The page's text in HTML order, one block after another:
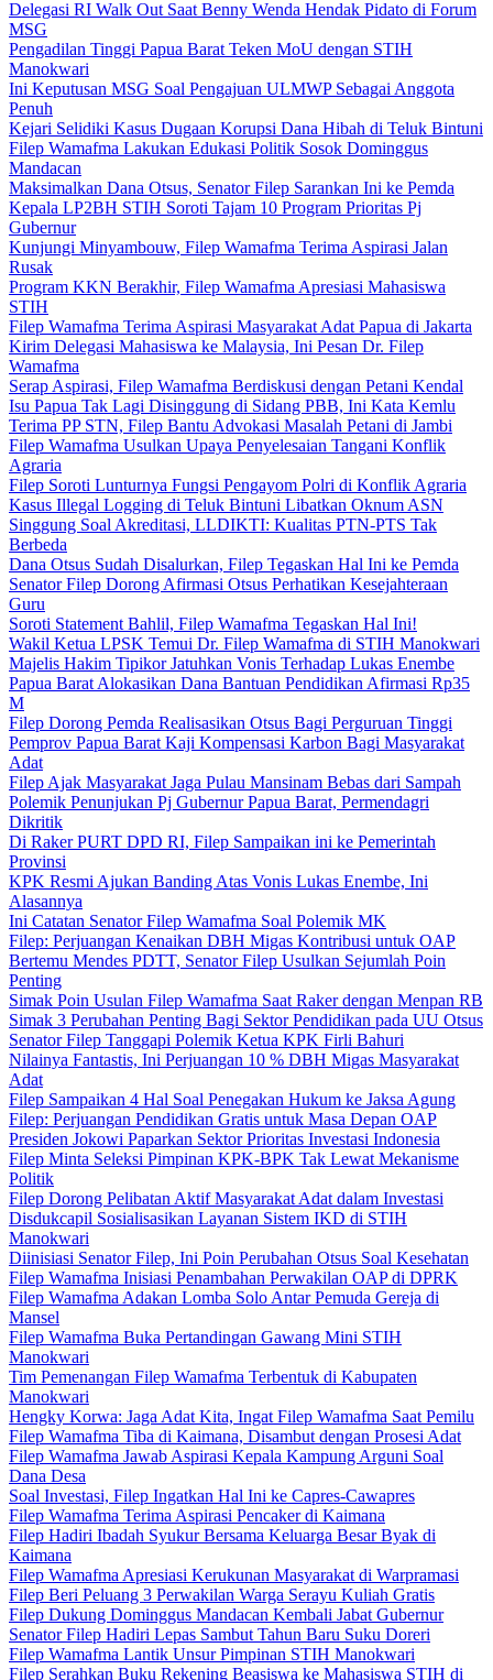
Delegasi RI Walk Out Saat Benny Wenda Hendak Pidato di Forum
MSG
Pengadilan Tinggi Papua Barat Teken MoU dengan STIH
Manokwari
Ini Keputusan MSG Soal Pengajuan ULMWP Sebagai Anggota
Penuh
Kejari Selidiki Kasus Dugaan Korupsi Dana Hibah di Teluk Bintuni
Filep Wamafma Lakukan Edukasi Politik Sosok Dominggus
Mandacan
Maksimalkan Dana Otsus, Senator Filep Sarankan Ini ke Pemda
Kepala LP2BH STIH Soroti Tajam 10 Program Prioritas Pj
Gubernur
Kunjungi Minyambouw, Filep Wamafma Terima Aspirasi Jalan
Rusak
Program KKN Berakhir, Filep Wamafma Apresiasi Mahasiswa
STIH
Filep Wamafma Terima Aspirasi Masyarakat Adat Papua di Jakarta
Kirim Delegasi Mahasiswa ke Malaysia, Ini Pesan Dr. Filep
Wamafma
Serap Aspirasi, Filep Wamafma Berdiskusi dengan Petani Kendal
Isu Papua Tak Lagi Disinggung di Sidang PBB, Ini Kata Kemlu
Terima PP STN, Filep Bantu Advokasi Masalah Petani di Jambi
Filep Wamafma Usulkan Upaya Penyelesaian Tangani Konflik
Agraria
Filep Soroti Lunturnya Fungsi Pengayom Polri di Konflik Agraria
Kasus Illegal Logging di Teluk Bintuni Libatkan Oknum ASN
Singgung Soal Akreditasi, LLDIKTI: Kualitas PTN-PTS Tak
Berbeda
Dana Otsus Sudah Disalurkan, Filep Tegaskan Hal Ini ke Pemda
Senator Filep Dorong Afirmasi Otsus Perhatikan Kesejahteraan
Guru
Soroti Statement Bahlil, Filep Wamafma Tegaskan Hal Ini!
Wakil Ketua LPSK Temui Dr. Filep Wamafma di STIH Manokwari
Majelis Hakim Tipikor Jatuhkan Vonis Terhadap Lukas Enembe
Papua Barat Alokasikan Dana Bantuan Pendidikan Afirmasi Rp35
M
Filep Dorong Pemda Realisasikan Otsus Bagi Perguruan Tinggi
Pemprov Papua Barat Kaji Kompensasi Karbon Bagi Masyarakat
Adat
Filep Ajak Masyarakat Jaga Pulau Mansinam Bebas dari Sampah
Polemik Penunjukan Pj Gubernur Papua Barat, Permendagri
Dikritik
Di Raker PURT DPD RI, Filep Sampaikan ini ke Pemerintah
Provinsi
KPK Resmi Ajukan Banding Atas Vonis Lukas Enembe, Ini
Alasannya
Ini Catatan Senator Filep Wamafma Soal Polemik MK
Filep: Perjuangan Kenaikan DBH Migas Kontribusi untuk OAP
Bertemu Mendes PDTT, Senator Filep Usulkan Sejumlah Poin
Penting
Simak Poin Usulan Filep Wamafma Saat Raker dengan Menpan RB
Simak 3 Perubahan Penting Bagi Sektor Pendidikan pada UU Otsus
Senator Filep Tanggapi Polemik Ketua KPK Firli Bahuri
Nilainya Fantastis, Ini Perjuangan 10 % DBH Migas Masyarakat
Adat
Filep Sampaikan 4 Hal Soal Penegakan Hukum ke Jaksa Agung
Filep: Perjuangan Pendidikan Gratis untuk Masa Depan OAP
Presiden Jokowi Paparkan Sektor Prioritas Investasi Indonesia
Filep Minta Seleksi Pimpinan KPK-BPK Tak Lewat Mekanisme
Politik
Filep Dorong Pelibatan Aktif Masyarakat Adat dalam Investasi
Disdukcapil Sosialisasikan Layanan Sistem IKD di STIH
Manokwari
Diinisiasi Senator Filep, Ini Poin Perubahan Otsus Soal Kesehatan
Filep Wamafma Inisiasi Penambahan Perwakilan OAP di DPRK
Filep Wamafma Adakan Lomba Solo Antar Pemuda Gereja di
Mansel
Filep Wamafma Buka Pertandingan Gawang Mini STIH
Manokwari
Tim Pemenangan Filep Wamafma Terbentuk di Kabupaten
Manokwari
Hengky Korwa: Jaga Adat Kita, Ingat Filep Wamafma Saat Pemilu
Filep Wamafma Tiba di Kaimana, Disambut dengan Prosesi Adat
Filep Wamafma Jawab Aspirasi Kepala Kampung Arguni Soal
Dana Desa
Soal Investasi, Filep Ingatkan Hal Ini ke Capres-Cawapres
Filep Wamafma Terima Aspirasi Pencaker di Kaimana
Filep Hadiri Ibadah Syukur Bersama Keluarga Besar Byak di
Kaimana
Filep Wamafma Apresiasi Kerukunan Masyarakat di Warpramasi
Filep Beri Peluang 3 Perwakilan Warga Serayu Kuliah Gratis
Filep Dukung Dominggus Mandacan Kembali Jabat Gubernur
Senator Filep Hadiri Lepas Sambut Tahun Baru Suku Doreri
Filep Wamafma Lantik Unsur Pimpinan STIH Manokwari
Filep Serahkan Buku Rekening Beasiswa ke Mahasiswa STIH di